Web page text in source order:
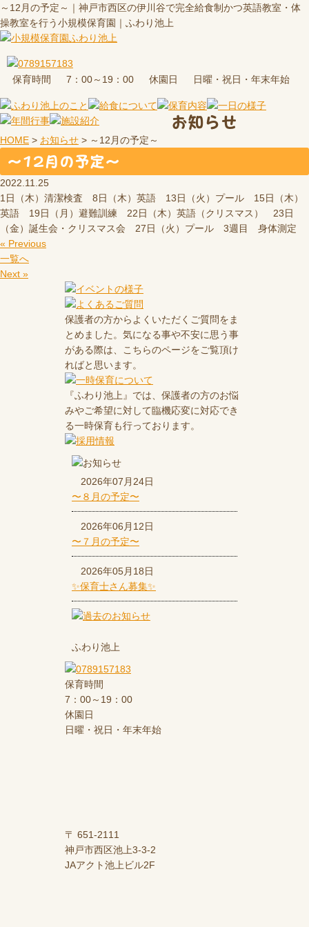
～12月の予定～｜神戸市西区の伊川谷で完全給食制かつ英語教室・体
操教室を行う小規模保育園｜ふわり池上
保育時間 7：00～19：00 休園日 日曜・祝日・年末年始
お知らせ
HOME > お知らせ > ～12月の予定～
～12月の予定～
2022.11.25
1日（木）清潔検査 8日（木）英語 13日（火）プール 15日（木）
英語 19日（月）避難訓練 22日（木）英語（クリスマス） 23日
（金）誕生会・クリスマス会 27日（火）プール 3週目 身体測定
« Previous
一覧へ
Next »
保護者の方からよくいただくご質問をま
とめました。気になる事や不安に思う事
がある際は、こちらのページをご覧頂け
ればと思います。
『ふわり池上』では、保護者の方のお悩
みやご希望に対して臨機応変に対応でき
る一時保育も行っております。
2026年07月24日
〜８月の予定〜
2026年06月12日
〜７月の予定〜
2026年05月18日
✨保育士さん募集✨
ふわり池上
保育時間
7：00～19：00
休園日
日曜・祝日・年末年始
〒 651-2111
神戸市西区池上3-3-2
JAアクト池上ビル2F